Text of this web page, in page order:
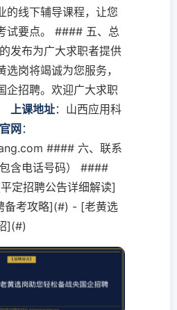
的线下辅导课程，让您
试要点。 #### 五、总
发布为广大求职者提供
选岗将竭诚为您服务，
企招聘。欢迎广大求职
上课地址：山西应用科
官网 ：
#### 六、联系
含电话号码） ####
定招聘公告详细解读]
备考攻略](#) - [老黄选
](#)